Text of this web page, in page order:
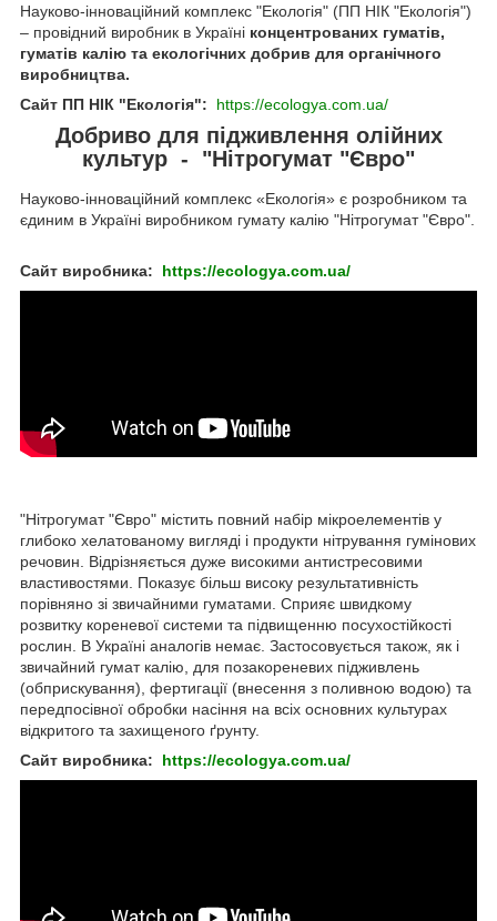
Науково-інноваційний комплекс "Екологія" (ПП НІК "Екологія")
– провідний виробник в Україні концентрованих гуматів,
гуматів калію та екологічних добрив для органічного
виробництва.
Сайт ПП НІК "Екологія": https://ecologya.com.ua/
Добриво для підживлення олійних
культур - "Нітрогумат "Євро"
Науково-інноваційний комплекс «Екологія» є розробником та
єдиним в Україні виробником гумату калію "Нітрогумат "Євро".
Сайт виробника: https://ecologya.com.ua/
"Нітрогумат "Євро" містить повний набір мікроелементів у
глибоко хелатованому вигляді і продукти нітрування гумінових
речовин. Відрізняється дуже високими антистресовими
властивостями. Показує більш високу результативність
порівняно зі звичайними гуматами. Сприяє швидкому
розвитку кореневої системи та підвищенню посухостійкості
рослин. В Україні аналогів немає. Застосовується також, як і
звичайний гумат калію, для позакореневих підживлень
(обприскування), фертигації (внесення з поливною водою) та
передпосівної обробки насіння на всіх основних культурах
відкритого та захищеного ґрунту.
Сайт виробника: https://ecologya.com.ua/